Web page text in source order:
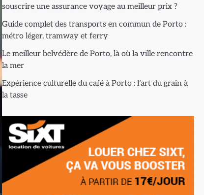
souscrire une assurance voyage au meilleur prix ?
Guide complet des transports en commun de Porto :
métro léger, tramway et ferry
Le meilleur belvédère de Porto, là où la ville rencontre
la mer
Expérience culturelle du café à Porto : l’art du grain à
la tasse